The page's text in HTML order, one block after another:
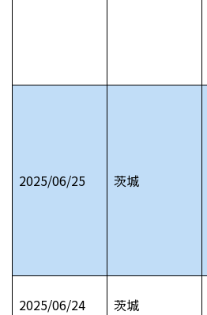
2025/06/25 茨城
2025/06/24 茨城